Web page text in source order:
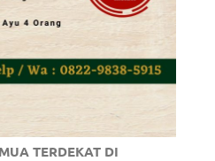
TERDEKAT DI